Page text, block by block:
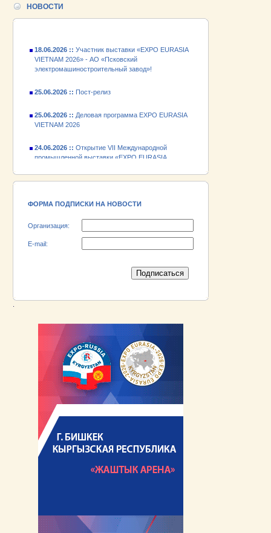
НОВОСТИ
промышленной выставки «EXPO EURASIA
VIETNAM 2026» - АО «Псковский
электромашиностроительный завод»!
VIETNAM 2026
промышленной выставки «EXPO EURASIA
VIETNAM 2026»
ФОРМА ПОДПИСКИ НА НОВОСТИ
Организация:
E-mail: